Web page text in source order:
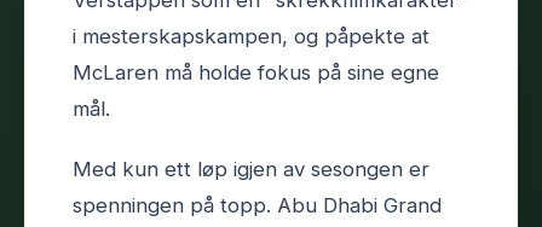
i mesterskapskampen, og påpekte at
McLaren må holde fokus på sine egne
mål.
Med kun ett løp igjen av sesongen er
spenningen på topp. Abu Dhabi Grand